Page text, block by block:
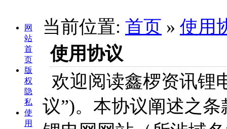
网
站
首
页
版
权
隐
私
使
用
当前位置: 首页 » 使用
使用协议
欢迎阅读鑫椤资讯锂
议”)。本协议阐述之